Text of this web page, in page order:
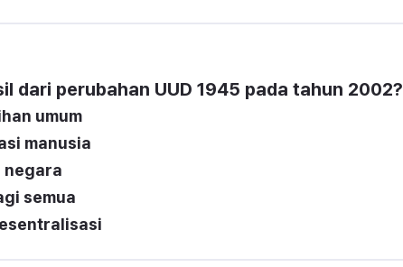
dari perubahan UUD 1945 pada tahun 2002?
umum
manusia
negara
semua